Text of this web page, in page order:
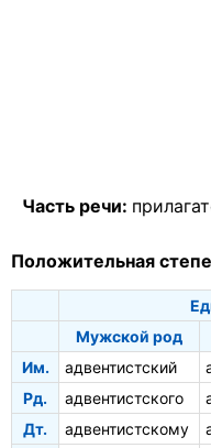
Часть речи:
Положительная
Мужской род
Им.
адвентистский
Рд.
адвентистского
Дт.
адвентистскому